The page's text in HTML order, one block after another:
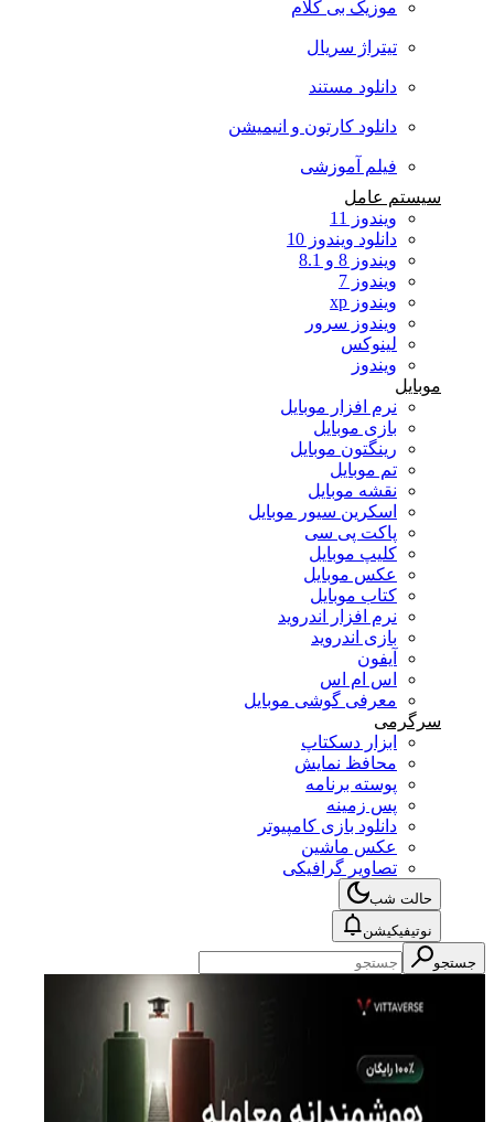
موزیک بی کلام
تیتراژ سریال
دانلود مستند
دانلود کارتون و انیمیشن
فیلم آموزشی
سیستم عامل
ویندوز 11
دانلود ویندوز 10
ویندوز 8 و 8.1
ویندوز 7
ویندوز xp
ویندوز سرور
لینوکس
ویندوز
موبایل
نرم افزار موبایل
بازی موبایل
رینگتون موبایل
تم موبایل
نقشه موبایل
اسکرین سیور موبایل
پاکت پی سی
کلیپ موبایل
عکس موبایل
کتاب موبایل
نرم افزار اندروید
بازی اندروید
آیفون
اس ام اس
معرفی گوشی موبایل
سرگرمی
ابزار دسکتاپ
محافظ نمایش
پوسته برنامه
پس زمینه
دانلود بازی کامپیوتر
عکس ماشین
تصاویر گرافیکی
حالت شب
نوتیفیکیشن
جستجو